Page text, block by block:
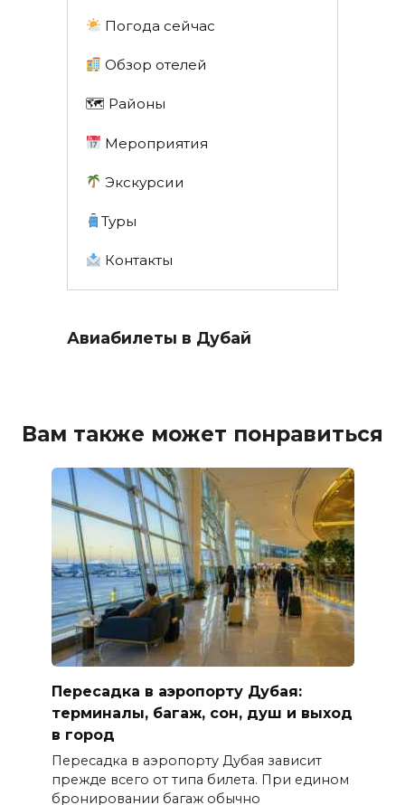
Погода сейчас
Обзор отелей
🗺 Районы
Мероприятия
Экскурсии
Туры
Контакты
Авиабилеты в Дубай
Вам также может понравиться
Пересадка в аэропорту Дубая:
терминалы, багаж, сон, душ и выход
в город
Пересадка в аэропорту Дубая зависит
прежде всего от типа билета. При едином
бронировании багаж обычно